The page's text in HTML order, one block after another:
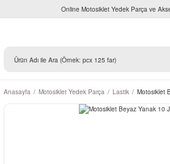
Online Motosiklet Yedek Parça ve
Anasayfa Motosiklet Yedek Parça Lastik Motosiklet